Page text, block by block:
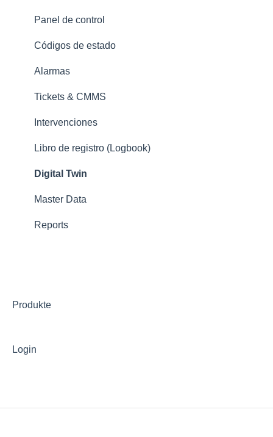
Panel de control
Códigos de estado
Alarmas
Tickets & CMMS
Intervenciones
Libro de registro (Logbook)
Digital Twin
Master Data
Reports
Produkte
Login